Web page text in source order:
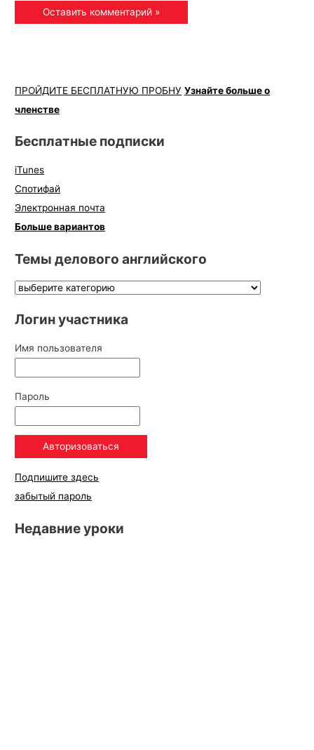
ПРОЙДИТЕ БЕСПЛАТНУЮ ПРОБНУ Узнайте больше о
членстве
Бесплатные подписки
iTunes
Спотифай
Электронная почта
Больше вариантов
Темы делового английского
Логин участника
Имя пользователя
Пароль
Подпишите здесь
забытый пароль
Недавние уроки